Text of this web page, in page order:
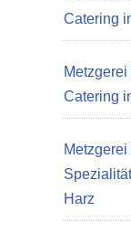
Catering
Catering
Harz